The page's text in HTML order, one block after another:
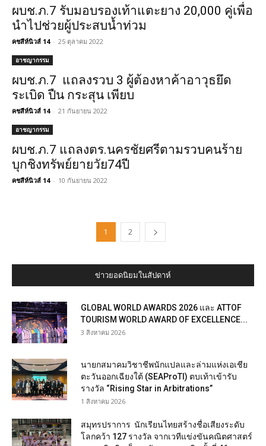
ผบช.ภ.7 รับมอบรองเท้าแตะยาง 20,000 คู่เพื่อ
นำไปช่วยผู้ประสบน้ำท่วม
คชสีห์นิวส์ 14 - 25 ตุลาคม 2022
อาชญากรรม
ผบช.ภ.7 แถลงรวบ 3 ผู้ต้องหาค้าอาวุธยึด
ระเบิด ปืน กระสุน เพียบ
คชสีห์นิวส์ 14 - 21 กันยายน 2022
อาชญากรรม
ผบช.ภ.7 แถลงตร.นครชัยศรีตามรวบคนร้าย
บุกชิงทรัพย์ยายวัย74ปี
คชสีห์นิวส์ 14 - 10 กันยายน 2022
1 2
ข่าวยอดนิยมในสัปดาห์
GLOBAL WORLD AWARDS 2026 และ ATTOF
TOURISM WORLD AWARD OF EXCELLENCE...
3 สิงหาคม 2026
นายกสมาคมวิชาชีพนักแปลและล่ามแห่งเอเชีย
ตะวันออกเฉียงใต้ (SEAProTI) ตบเท้าเข้ารับ
รางวัล “Rising Star in Arbitrations”
1 สิงหาคม 2026
สมุทรปราการ นักเรียนไทยสร้างชื่อเสียงระดับ
โลกคว้า 127 รางวัล จากเวทีแข่งขันคณิตศาสตร์